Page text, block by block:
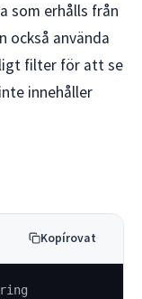
som erhålls från
också använda
filter för att se
innehåller
Kopírovat